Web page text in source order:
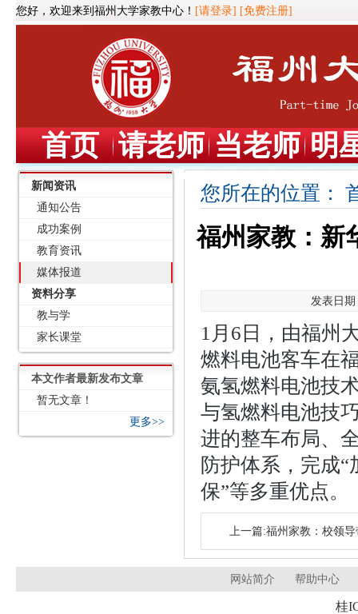
您好，欢迎来到福州大学家教中心！ [请登录] [免费注册]
首页 请老师 当老师 明
新闻资讯
通知公告
成功案例
教育资讯
媒体报道
资料分享
教与学
家长课堂
本文作者最新发布文章
暂无文章！
更多>>
您所在的位置：
福州家教：新
发表日期
1月6日，由福州
燃料电池客车在
氨氢燃料电池技
与氢燃料电池技
进的整车布局、
防护体系，完成
保”等多重优点。
上一篇:福州家教：校领
网站简介 帮助中心
桂